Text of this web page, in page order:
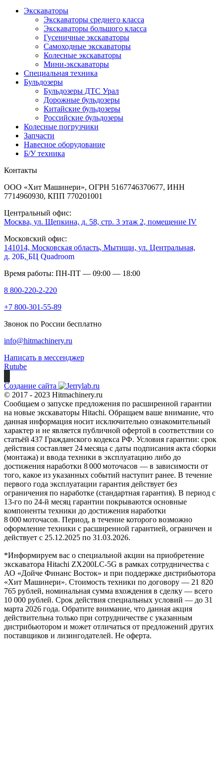
Экскаваторы
Экскаваторы среднего класса
Экскаваторы большого класса
Гусеничные экскаваторы
Самоходные экскаваторы
Колесные экскаваторы
Мини-экскаваторы
Специальная техника
Бульдозеры
Бульдозеры ДТС Урал
Дорожные бульдозеры
Китайские бульдозеры
Российские бульдозеры
Колесные погрузчики
Запчасти
Навесное оборудование
Б/У техника
Контакты
ООО «Хит Машинери», ОГРН 5167746370677, ИНН
7714960930, КПП 770201001
Центральный офис:
Москва, ул. Щепкина, д. 58, стр. 3 этаж 2, помещение IV
Московский офис:
141014, Московская область, Мытищи, ул. Центральная,
д. 20Б, БЦ Quadroom
Время работы: ПН-ПТ — 09:00 — 18:00
8 800-220-2-220
+7 800-301-55-89
Звонок по России бесплатно
info@hitmachinery.ru
Написать в мессенджер
Rutube
Создание сайта
© 2017 - 2023 Hitmachinery.ru
Сообщаем о запуске предложения по расширенной гарантии
на новые экскаваторы Hitachi. Обращаем ваше внимание, что
данная информация носит исключительно ознакомительный
характер и не является публичной офертой в соответствии со
статьёй 437 Гражданского кодекса РФ. Условия гарантии: срок
действия составляет 24 месяца с даты подписания акта сборки
(монтажа) и ввода техники в эксплуатацию либо до
достижения наработки 8 000 моточасов — в зависимости от
того, какое из указанных событий наступит ранее. В течение
первого года эксплуатации гарантия действует без
ограничения по наработке (стандартная гарантия). В период с
13‑го по 24‑й месяц гарантии покрываются основные
компоненты техники до достижения наработки
8 000 моточасов. Период, в течение которого возможно
оформление техники с расширенной гарантией, ограничен и
действует с 25.12.2025 по 31.03.2026.
*Информируем вас о специальной акции на приобретение
экскаватора Hitachi ZX200LC-5G в рамках сотрудничества с
АО «Дойче Финанс Восток» и при поддержке дистрибьютора
«Хит Машинери». Стоимость техники по договору — 21 820
765 рублей, номинальная сумма вхождения в сделку — всего
10 000 рублей. Срок действия специальных условий — до 31
марта 2026 года. Обратите внимание, что данная акция
действительна только при сотрудничестве с указанным
дистрибьютором и может отличаться от предложений других
поставщиков и лизингодателей. Не оферта.